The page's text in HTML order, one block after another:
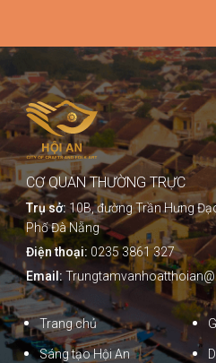
CƠ QUAN THƯỜNG TRỰC
Trụ sở: 10B, đường Trần Hưng
Phố Đà Nẵng
Điện thoại: 0235 3861 327
Email:
Trang chủ
Sáng tạo Hội An